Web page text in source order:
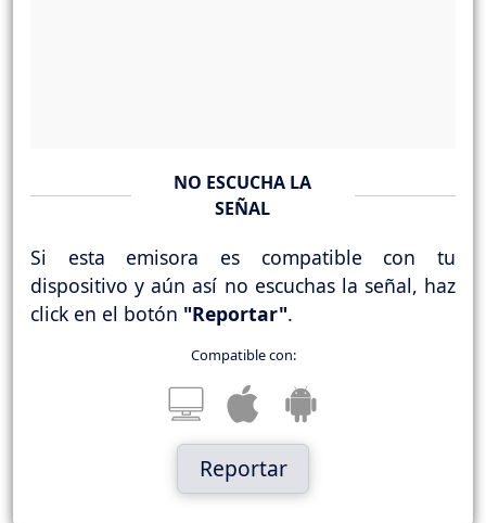
NO ESCUCHA LA
SEÑAL
Si esta emisora es compatible con tu
dispositivo y aún así no escuchas la señal, haz
click en el botón "Reportar".
Compatible con:
Reportar